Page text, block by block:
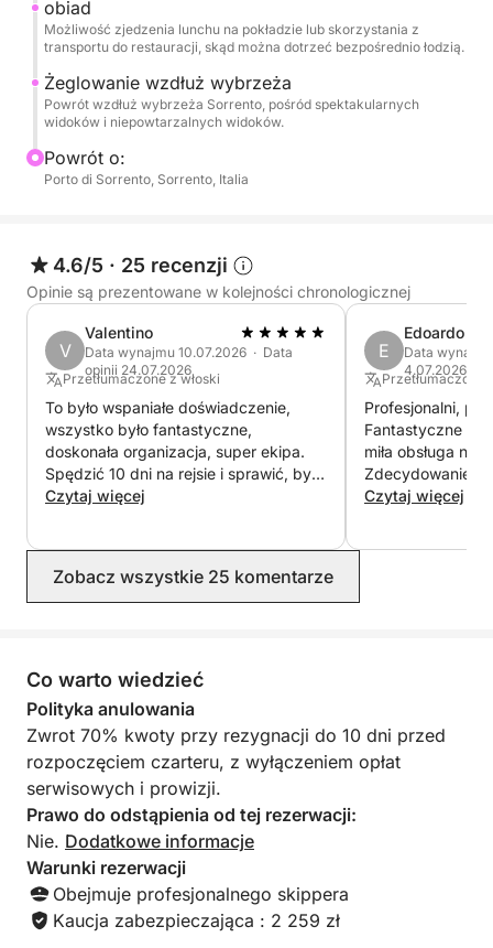
eleganckim, klimatyzowanym stołem jadalnym
wewnątrz lub uroczym stołem jadalnym na zewnątrz
z widokiem na morze.
W ciągu dnia możesz cieszyć się jeszcze bardziej
ekskluzywnymi doznaniami dzięki naszej
dedykowanej obsłudze pokładowej. Organizujemy
spersonalizowanych drinków, którym towarzyszą
przekąski, przekąski typu finger food, świeże
owoce sezonowe i inne specjały. Nasza załoga z
przyjemnością zaspokoi każdą potrzebę,
przygotowując spersonalizowane menu i usługi, aby
każda chwila na pokładzie była wyjątkowa i
niezapomniana.
Na życzenie organizujemy również wycieczki do
jaskiń łodzią.
głośnikami Bluetooth rozmieszczonymi na całej
łodzi, pozwalający stworzyć idealną atmosferę o
każdej porze dnia, od muzyki lounge w
Profesjonalna, trzyosobowa załoga powita Cię,
zawsze do dyspozycji, aby zapewnić nienaganną
obsługę i doświadczenie, które spełni Twoje
najwyższe oczekiwania.
Niezależnie od tego, czy chcesz spędzić
ekskluzywny dzień wśród krystalicznie czystych
zatok, świętować wyjątkową okazję z przyjaciółmi i
rodziną, czy wybrać się w rejs, aby odkryć
obiad
Możliwość zjedzenia lunchu na pokładzie lub skorzystania z
transportu do restauracji, skąd można dotrzeć bezpośrednio łodzią.
Żeglowanie wzdłuż wybrzeża
Powrót wzdłuż wybrzeża Sorrento, pośród spektakularnych
widoków i niepowtarzalnych widoków.
Powrót o:
Porto di Sorrento, Sorrento, Italia
4.6/5 · 25 recenzji
Opinie są prezentowane w kolejności chronologicznej
V
Valentino
Data wynajmu 10.07.2026 · Data
opinii 24.07.2026
Przetłumaczone z włoski
To było wspaniałe doświadczenie,
wszystko było fantastyczne,
doskonała organizacja, super ekipa.
Spędzić 10 dni na rejsie i sprawić, by
wszystko poszło gładko, to nie lada
Czytaj więcej
E
Edoardo
Data
4.07.2026
Przetłumaczone
Profesjonalni,
Fantastyczne
miła obsługa na
Zdecydowanie
Czytaj więcej
Zobacz wszystkie 25 komentarze
Co warto wiedzieć
Polityka anulowania
Zwrot 70% kwoty przy rezygnacji do 10 dni przed
rozpoczęciem czarteru, z wyłączeniem opłat
serwisowych i prowizji.
Prawo do odstąpienia od tej rezerwacji:
Nie. Dodatkowe informacje
Warunki rezerwacji
Obejmuje profesjonalnego skippera
Kaucja zabezpieczająca : 2 259 zł